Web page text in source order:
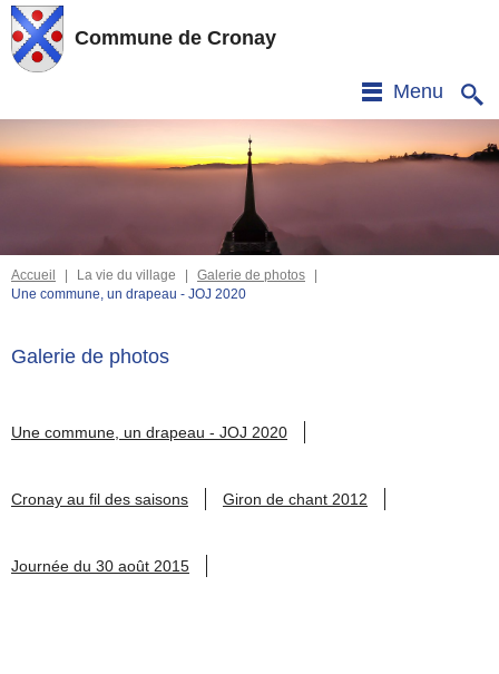
Commune de Cronay
Menu
Accueil | La vie du village | Galerie de photos
|
Une commune, un drapeau - JOJ 2020
Galerie de photos
Une commune, un drapeau - JOJ 2020
Cronay au fil des saisons Giron de chant 2012
Journée du 30 août 2015